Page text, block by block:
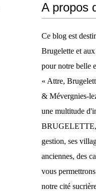
A propos
Ce blog est
Brugelette et
pour notre belle
« Attre,
& Mévergnies-
une multitude
BRUGELETTE,
gestion, ses
anciennes, des
vous
notre cité